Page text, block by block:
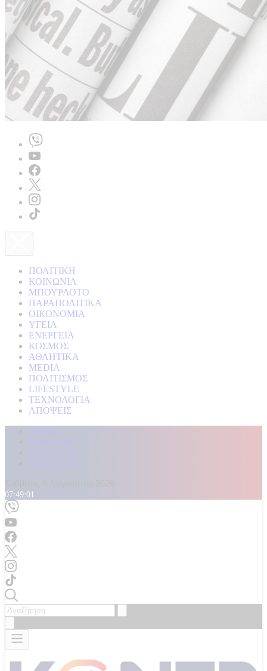
ΠΟΛΙΤΙΚΗ
ΚΟΙΝΩΝΙΑ
ΜΠΟΥΡΛΟΤΟ
ΠΑΡΑΠΟΛΙΤΙΚΑ
ΟΙΚΟΝΟΜΙΑ
ΥΓΕΙΑ
ΕΝΕΡΓΕΙΑ
ΚΟΣΜΟΣ
ΑΘΛΗΤΙΚΑ
MEDIA
ΠΟΛΙΤΙΣΜΟΣ
LIFESTYLE
ΤΕΧΝΟΛΟΓΙΑ
ΑΠΟΨΕΙΣ
Αρχική
Kontra Live
Καταγγελίες
Επικοινωνία
07:49:03